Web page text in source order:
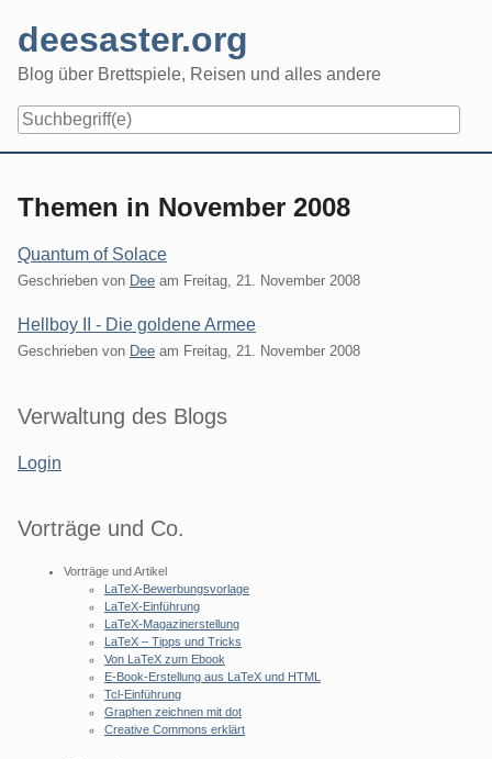
content
deesaster.org
Blog über Brettspiele, Reisen und alles andere
Themen in November 2008
Quantum of Solace
Geschrieben von Dee am Freitag, 21. November 2008
Hellboy II - Die goldene Armee
Geschrieben von Dee am Freitag, 21. November 2008
Seitenleiste
Verwaltung des Blogs
Login
Vorträge und Co.
Vorträge und Artikel
LaTeX-Bewerbungsvorlage
LaTeX-Einführung
LaTeX-Magazinerstellung
LaTeX – Tipps und Tricks
Von LaTeX zum Ebook
E-Book-Erstellung aus LaTeX und HTML
Tcl-Einführung
Graphen zeichnen mit dot
Creative Commons erklärt